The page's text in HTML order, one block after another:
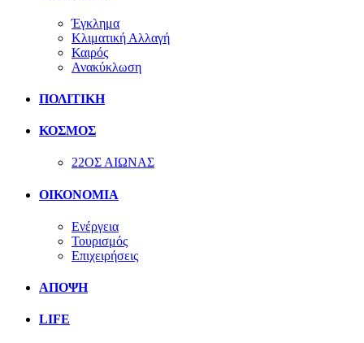
Έγκλημα
Κλιματική Αλλαγή
Καιρός
Ανακύκλωση
ΠΟΛΙΤΙΚΗ
ΚΟΣΜΟΣ
22ΟΣ ΑΙΩΝΑΣ
ΟΙΚΟΝΟΜΙΑ
Ενέργεια
Τουρισμός
Επιχειρήσεις
ΑΠΟΨΗ
LIFE